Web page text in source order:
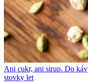
Ani cukr, ani sirup. Do
stovky let